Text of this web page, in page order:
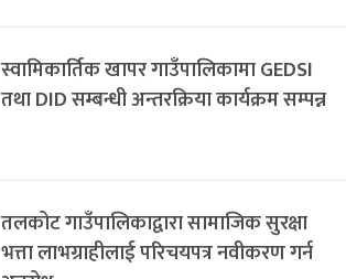
स्वामिकार्तिक खापर गाउँपालिकामा GEDSI
तथा DID सम्बन्धी अन्तरक्रिया कार्यक्रम सम्पन्न
तलकोट गाउँपालिकाद्वारा सामाजिक सुरक्षा
भत्ता लाभग्राहीलाई परिचयपत्र नवीकरण गर्न